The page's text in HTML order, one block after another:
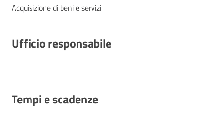
Acquisizione di beni e servizi
Ufficio responsabile
Tempi e scadenze